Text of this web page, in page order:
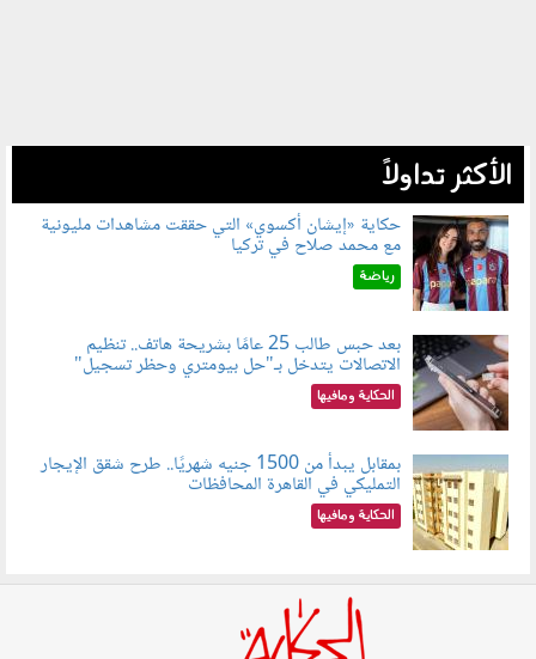
الأكثر تداولاً
080802.jpg
حكاية «إيشان أكسوي» التي حققت مشاهدات مليونية
مع محمد صلاح في تركيا
رياضة
080803.jpg
بعد حبس طالب 25 عامًا بشريحة هاتف.. تنظيم
الاتصالات يتدخل بـ"حل بيومتري وحظر تسجيل"
الحكاية ومافيها
080801.jpg
بمقابل يبدأ من 1500 جنيه شهريًا.. طرح شقق الإيجار
التمليكي في القاهرة المحافظات
الحكاية ومافيها